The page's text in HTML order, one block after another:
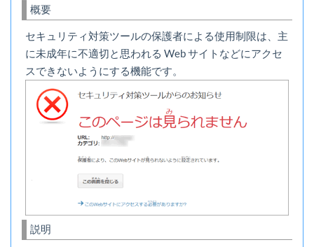
概要
セキュリティ対策ツールの保護者による使用制限は、主
に未成年に不適切と思われる Web サイトなどにアクセ
スできないようにする機能です。
説明